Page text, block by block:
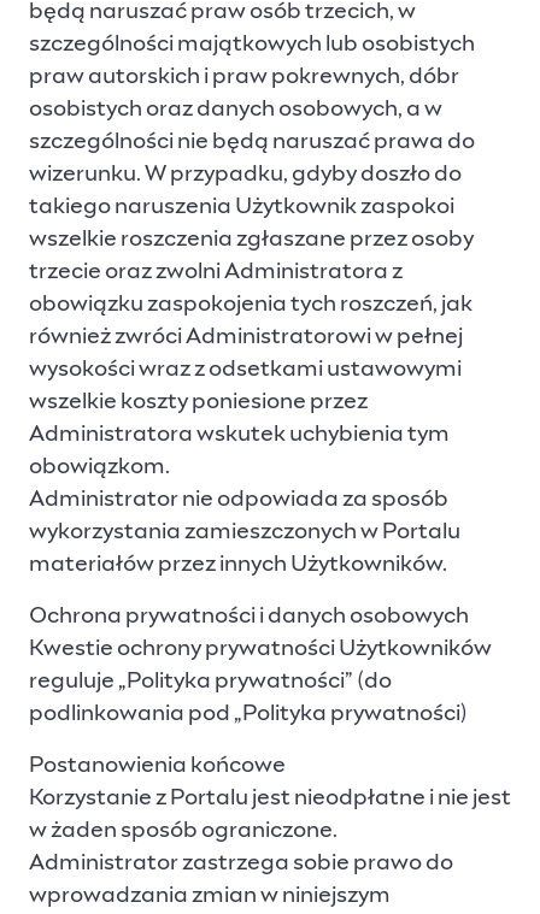
będą naruszać praw osób trzecich, w
szczególności majątkowych lub osobistych
praw autorskich i praw pokrewnych, dóbr
osobistych oraz danych osobowych, a w
szczególności nie będą naruszać prawa do
wizerunku. W przypadku, gdyby doszło do
takiego naruszenia Użytkownik zaspokoi
wszelkie roszczenia zgłaszane przez osoby
trzecie oraz zwolni Administratora z
obowiązku zaspokojenia tych roszczeń, jak
również zwróci Administratorowi w pełnej
wysokości wraz z odsetkami ustawowymi
wszelkie koszty poniesione przez
Administratora wskutek uchybienia tym
obowiązkom.
Administrator nie odpowiada za sposób
wykorzystania zamieszczonych w Portalu
materiałów przez innych Użytkowników.
Ochrona prywatności i danych osobowych
Kwestie ochrony prywatności Użytkowników
reguluje „Polityka prywatności” (do
podlinkowania pod „Polityka prywatności)
Postanowienia końcowe
Korzystanie z Portalu jest nieodpłatne i nie jest
w żaden sposób ograniczone.
Administrator zastrzega sobie prawo do
wprowadzania zmian w niniejszym